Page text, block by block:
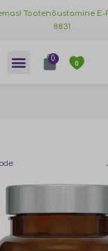
Tootenõustamine E-R
8831
0
0